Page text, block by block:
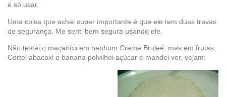
é só usar.
Uma coisa que achei super importante é que ele tem duas travas
de segurança. Me senti bem segura usando ele.
Não testei o maçarico em nenhum Creme Bruleé, mas em frutas.
Cortei abacaxi e banana polvilhei açúcar e mandei ver, vejam: